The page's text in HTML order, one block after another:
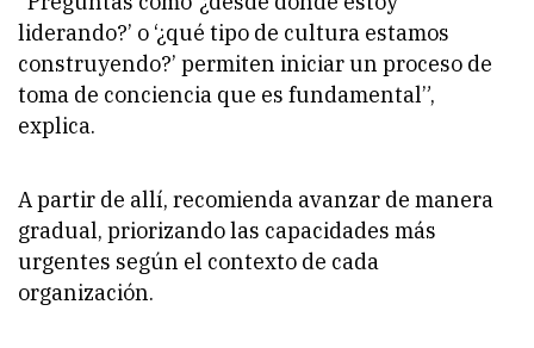
liderando?’ o ‘¿qué tipo de cultura estamos
construyendo?’ permiten iniciar un proceso de
toma de conciencia que es fundamental”,
explica.
A partir de allí, recomienda avanzar de manera
gradual, priorizando las capacidades más
urgentes según el contexto de cada
organización.